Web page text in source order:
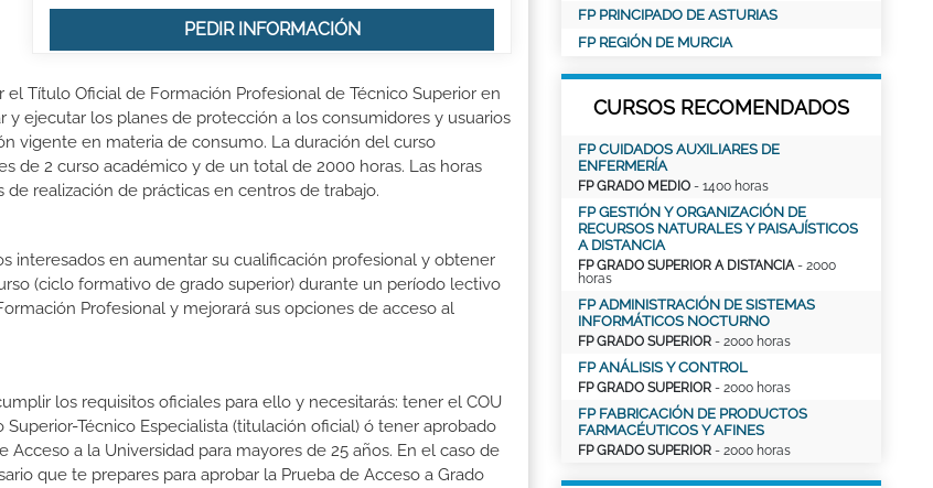
PEDIR INFORMACIÓN
Título Oficial de Formación Profesional de Técnico Superior en
y ejecutar los planes de protección a los consumidores y usuarios
vigente en materia de consumo. La duración del curso
de 2 curso académico y de un total de 2000 horas. Las horas
realización de prácticas en centros de trabajo.
interesados en aumentar su cualificación profesional y obtener
(ciclo formativo de grado superior) durante un período lectivo
Profesional y mejorará sus opciones de acceso al
los requisitos oficiales para ello y necesitarás: tener el COU
Técnico Especialista (titulación oficial) ó tener aprobado
a la Universidad para mayores de 25 años. En el caso de
que te prepares para aprobar la Prueba de Acceso a Grado
FP PRINCIPADO DE ASTURIAS
FP REGIÓN DE MURCIA
CURSOS RECOMENDADOS
FP CUIDADOS AUXILIARES DE
ENFERMERÍA
FP GRADO MEDIO - 1400 horas
FP GESTIÓN Y ORGANIZACIÓN DE
RECURSOS NATURALES Y PAISAJÍSTICOS
A DISTANCIA
FP GRADO SUPERIOR A DISTANCIA- 2000
horas
FP ADMINISTRACIÓN DE SISTEMAS
INFORMÁTICOS NOCTURNO
FP GRADO SUPERIOR - 2000 horas
FP ANÁLISIS Y CONTROL
FP GRADO SUPERIOR - 2000 horas
FP FABRICACIÓN DE PRODUCTOS
FARMACÉUTICOS Y AFINES
FP GRADO SUPERIOR - 2000 horas